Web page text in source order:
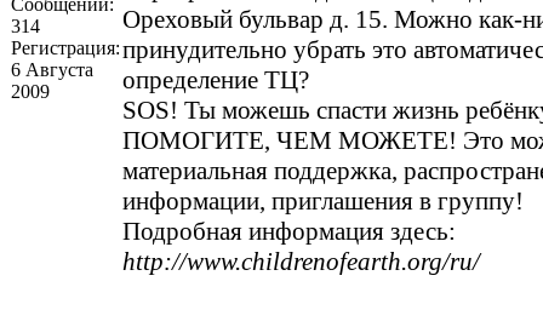
Сообщений:
314
Регистрация:
6 Августа
2009
Ореховый бульвар д. 15. Можно как-
принудительно убрать это
определение ТЦ?
SOS! Ты можешь спасти жизнь
ПОМОГИТЕ, ЧЕМ МОЖЕТЕ! Это
материальная поддержка,
информации, приглашения в группу!
Подробная информация здесь:
http://www.childrenofearth.org/ru/